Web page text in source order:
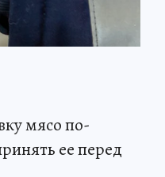
мясо по-
ее перед